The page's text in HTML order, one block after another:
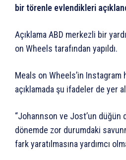
bir törenle evlendikleri
Açıklama ABD merkezli bir
on Wheels tarafından yapıldı.
Meals on Wheels’in Instagram
açıklamada şu ifadeler de yer
“Johannson ve Jost’un düğün
dönemde zor durumdaki
fark yaratılmasına yardımcı